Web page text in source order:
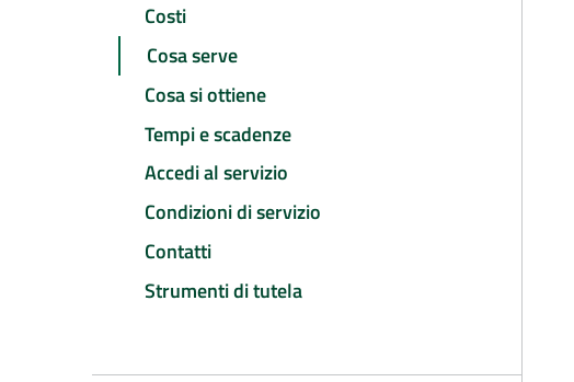
Costi
Cosa serve
Cosa si ottiene
Tempi e scadenze
Accedi al servizio
Condizioni di servizio
Contatti
Strumenti di tutela